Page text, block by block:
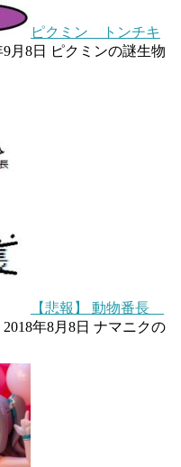
ピクミン トンチキ
月8日
ピクミンの謎生物
【悲報】 動物番長
2018年8月8日 ナマニクの